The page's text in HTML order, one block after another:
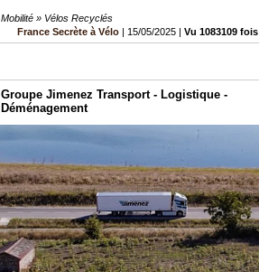
Mobilité » Vélos Recyclés
France Secrète à Vélo | 15/05/2025 |Vu 1083109 fois
Groupe Jimenez Transport - Logistique -
Déménagement